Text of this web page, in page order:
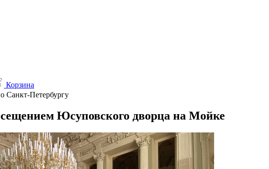
Корзина
Санкт-Петербургу
Юсуповского дворца на Мойке